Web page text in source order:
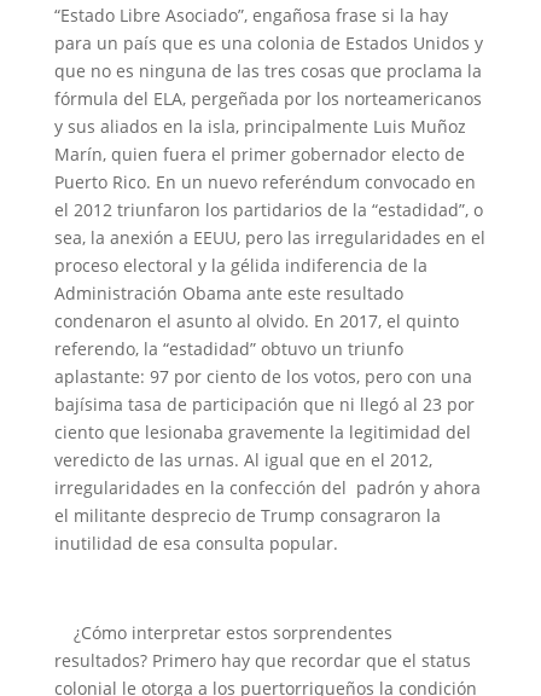
“Estado Libre Asociado”, engañosa frase si la hay
para un país que es una colonia de Estados Unidos y
que no es ninguna de las tres cosas que proclama la
fórmula del ELA, pergeñada por los norteamericanos
y sus aliados en la isla, principalmente Luis Muñoz
Marín, quien fuera el primer gobernador electo de
Puerto Rico. En un nuevo referéndum convocado en
el 2012 triunfaron los partidarios de la “estadidad”, o
sea, la anexión a EEUU, pero las irregularidades en el
proceso electoral y la gélida indiferencia de la
Administración Obama ante este resultado
condenaron el asunto al olvido. En 2017, el quinto
referendo, la “estadidad” obtuvo un triunfo
aplastante: 97 por ciento de los votos, pero con una
bajísima tasa de participación que ni llegó al 23 por
ciento que lesionaba gravemente la legitimidad del
veredicto de las urnas. Al igual que en el 2012,
irregularidades en la confección del padrón y ahora
el militante desprecio de Trump consagraron la
inutilidad de esa consulta popular.
¿Cómo interpretar estos sorprendentes
resultados? Primero hay que recordar que el status
colonial le otorga a los puertorriqueños la condición